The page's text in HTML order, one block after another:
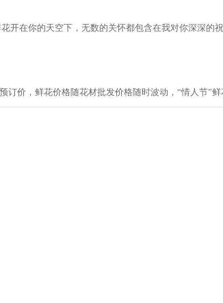
开在你的天空下，无数的关怀都包含在我对你深深的
价，鲜花价格随花材批发价格随时波动，“情人节”鲜